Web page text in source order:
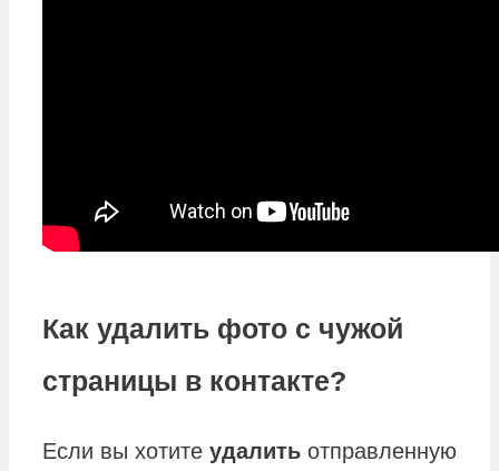
Как удалить фото с чужой
страницы в контакте?
Если вы хотите удалить отправленную